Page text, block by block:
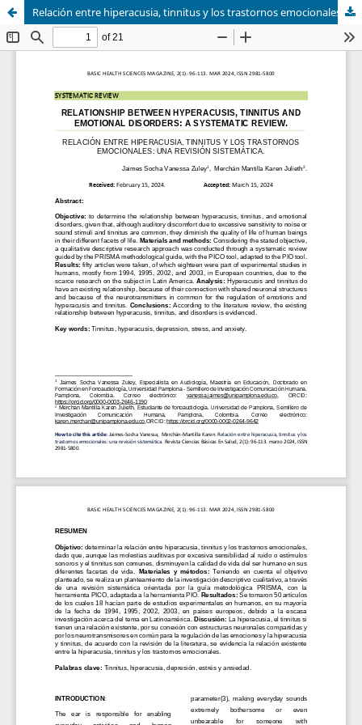
Relación entre hiperacusia, tinnitus y los trastornos emocionales: una revisión sistemática